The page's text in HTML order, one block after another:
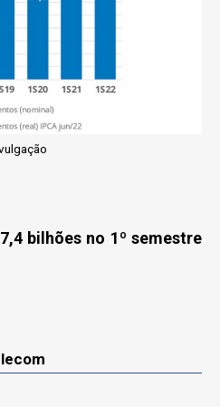
bilhões no 1º semestre